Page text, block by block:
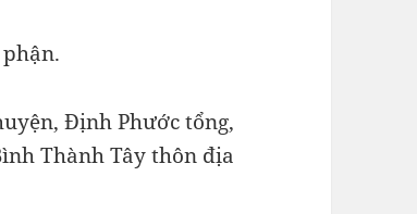
Định Phước tổng,
Thành Tây thôn địa